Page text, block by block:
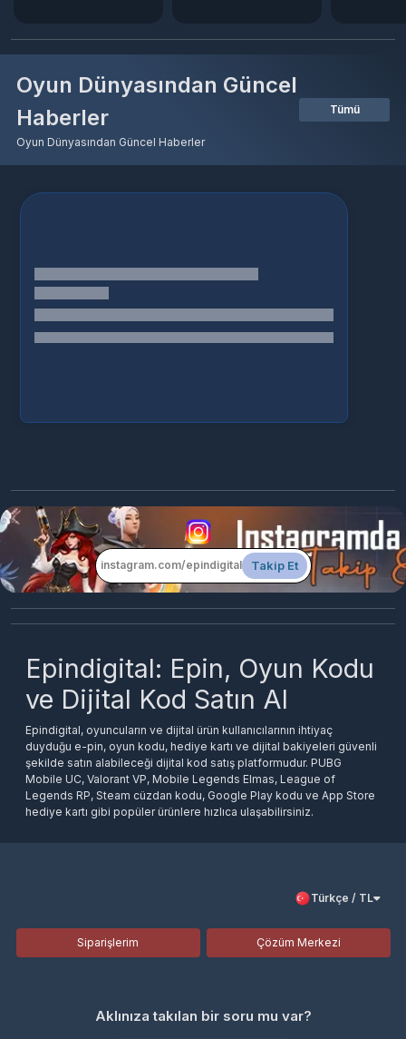
Oyun Dünyasından Güncel
Haberler
Oyun Dünyasından Güncel Haberler
Tümü
instagram.com/epindigital Takip Et
Epindigital: Epin, Oyun Kodu
ve Dijital Kod Satın Al
Epindigital, oyuncuların ve dijital ürün kullanıcılarının ihtiyaç
duyduğu e-pin, oyun kodu, hediye kartı ve dijital bakiyeleri güvenli
şekilde satın alabileceği dijital kod satış platformudur. PUBG
Mobile UC, Valorant VP, Mobile Legends Elmas, League of
Legends RP, Steam cüzdan kodu, Google Play kodu ve App Store
hediye kartı gibi popüler ürünlere hızlıca ulaşabilirsiniz.
hesabınıza tanımlanır veya teslimat bilgileri üzerinden size
Popüler E-pin ve Dijital Kod
Kategorileri
Mobile Legends Elmas satın al
Türkçe / TL
Siparişlerim Çözüm Merkezi
Aklınıza takılan bir soru mu var?